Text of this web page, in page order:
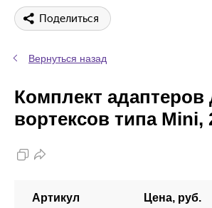
Поделиться
Вернуться назад
Комплект
вортексов типа Mini,
Артикул Цена, руб.